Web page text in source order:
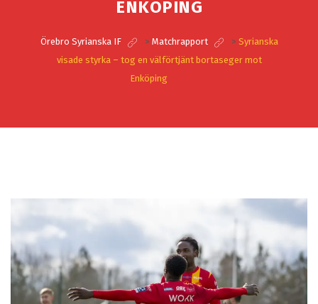
ENKÖPING
Örebro Syrianska IF > Matchrapport > Syrianska
visade styrka – tog en välförtjänt bortaseger mot
Enköping